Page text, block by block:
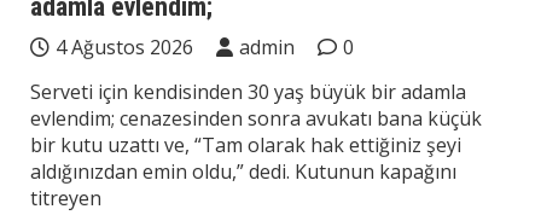
adamla evlendim;
4 Ağustos 2026 admin
0
Serveti için kendisinden 30 yaş büyük bir adamla
evlendim; cenazesinden sonra avukatı bana küçük
bir kutu uzattı ve, “Tam olarak hak ettiğiniz şeyi
aldığınızdan emin oldu,” dedi. Kutunun kapağını
titreyen